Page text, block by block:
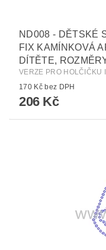
ND008 - DĚTSKÉ
FIX KAMÍNKOVÁ
DÍTĚTE,
VERZE PRO HOLČIČKU
170 Kč bez DPH
206 Kč